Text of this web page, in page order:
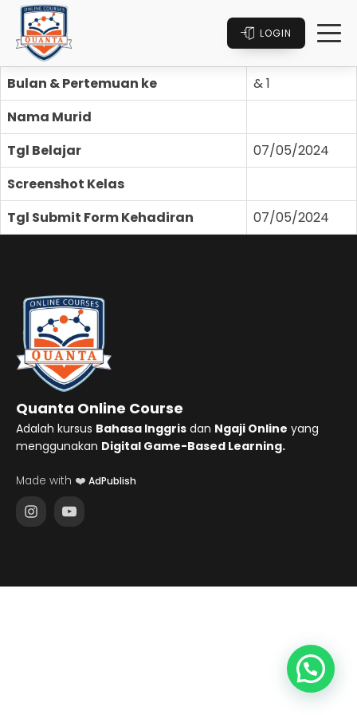
LOGIN
Bulan & Pertemuan ke
& 1
Nama Murid
Tgl Belajar
07/05/2024
Screenshot Kelas
Tgl Submit Form Kehadiran
07/05/2024
Quanta Online Course
Adalah kursus Bahasa Inggris dan Ngaji Online yang
menggunakan Digital Game-Based Learning.
Made with ❤️ AdPublish